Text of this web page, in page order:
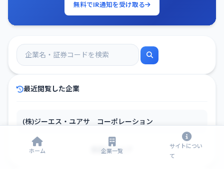
無料でIR通知を受け取る
最近閲覧した企業
(株)ジーエス・ユアサ コーポレーション
履歴をクリア
ホーム 企業一覧
サイトについ
て